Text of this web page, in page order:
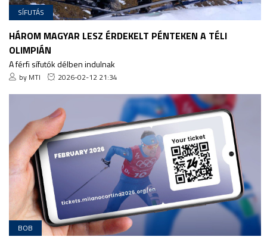
SÍFUTÁS
HÁROM MAGYAR LESZ ÉRDEKELT PÉNTEKEN A TÉLI
OLIMPIÁN
A férfi sífutók délben indulnak
by MTI 2026-02-12 21:34
BOB